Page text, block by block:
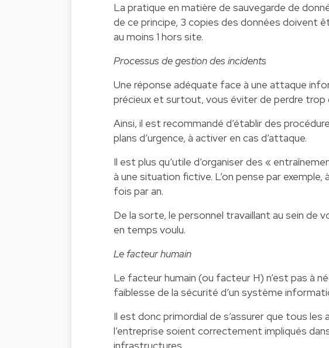
La pratique en matière de sauvegarde de
de ce principe, 3 copies des données doivent
au moins 1 hors site.
Processus de gestion des incidents
Une réponse adéquate face à une attaque
précieux et surtout, vous éviter de perdre trop
Ainsi, il est recommandé d’établir des
plans d’urgence, à activer en cas d’attaque.
Il est plus qu’utile d’organiser des «
à une situation fictive. L’on pense par exemple,
fois par an.
De la sorte, le personnel travaillant au sein de
en temps voulu.
Le facteur humain
Le facteur humain (ou facteur H) n’est pas à
faiblesse de la sécurité d’un système
Il est donc primordial de s’assurer que tous les
l’entreprise soient correctement impliqués